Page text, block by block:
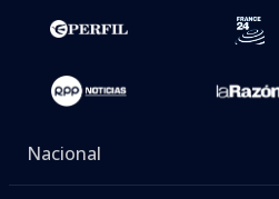
Nacional